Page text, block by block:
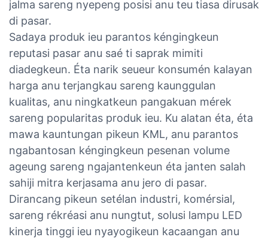
jalma sareng nyepeng posisi anu teu tiasa dirusak
di pasar.
Sadaya produk ieu parantos kéngingkeun
reputasi pasar anu saé ti saprak mimiti
diadegkeun. Éta narik seueur konsumén kalayan
harga anu terjangkau sareng kaunggulan
kualitas, anu ningkatkeun pangakuan mérek
sareng popularitas produk ieu. Ku alatan éta, éta
mawa kauntungan pikeun KML, anu parantos
ngabantosan kéngingkeun pesenan volume
ageung sareng ngajantenkeun éta janten salah
sahiji mitra kerjasama anu jero di pasar.
Dirancang pikeun setélan industri, komérsial,
sareng rékréasi anu nungtut, solusi lampu LED
kinerja tinggi ieu nyayogikeun kacaangan anu